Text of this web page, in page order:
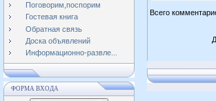
Поговорим,поспорим
Гостевая книга
Обратная связь
Доска объявлений
Информационно-развле...
ФОРМА ВХОДА
Всего